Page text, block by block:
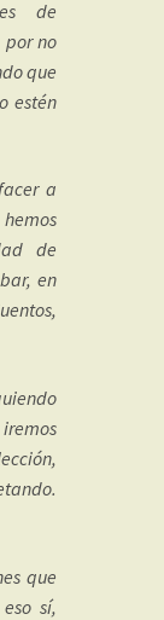
de
por no
que
estén
a
de
en
que
sí,